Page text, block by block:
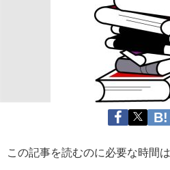
この記事を読むのに必要な時間